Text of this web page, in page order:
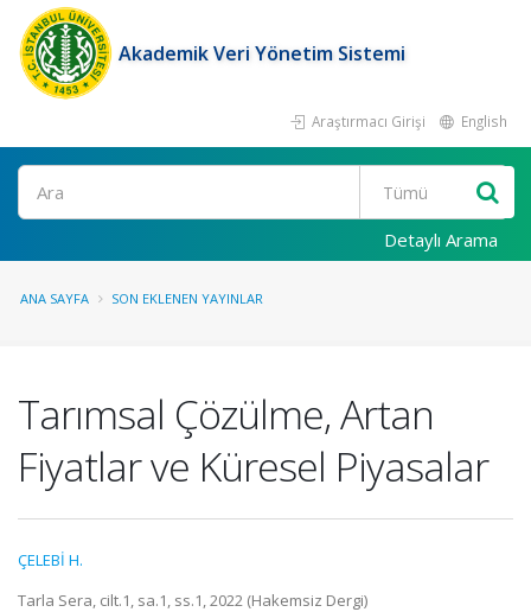
Akademik Veri Yönetim Sistemi
Araştırmacı Girişi English
Ara
Detaylı Arama
ANA SAYFA SON EKLENEN YAYINLAR
Tarımsal Çözülme, Artan
Fiyatlar ve Küresel Piyasalar
ÇELEBİ H.
Tarla Sera, cilt.1, sa.1, ss.1, 2022 (Hakemsiz Dergi)